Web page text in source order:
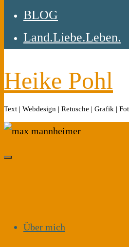
BLOG
Land.Liebe.Leben.
Heike Pohl
Text | Webdesign | Retusche | Grafik |
Über mich